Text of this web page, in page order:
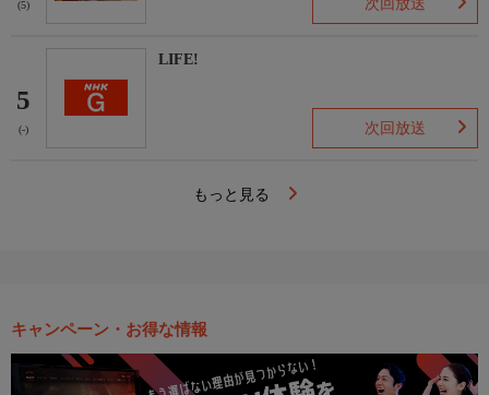
(5) 次回放送
5
(-)
LIFE!
次回放送
もっと見る
キャンペーン・お得な情報